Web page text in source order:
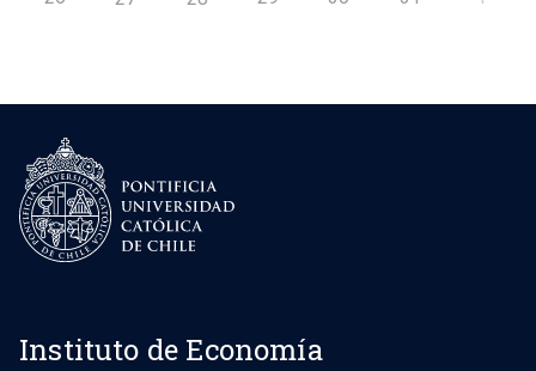
Instituto de Economía